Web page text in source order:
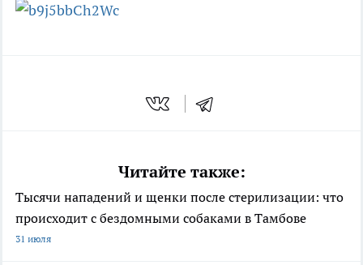
Читайте также:
Тысячи нападений и щенки после стерилизации: что
происходит с бездомными собаками в Тамбове
31 июля